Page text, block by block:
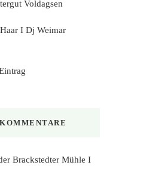
Voldagsen
I Dj Weimar
Brackstedter Mühle I